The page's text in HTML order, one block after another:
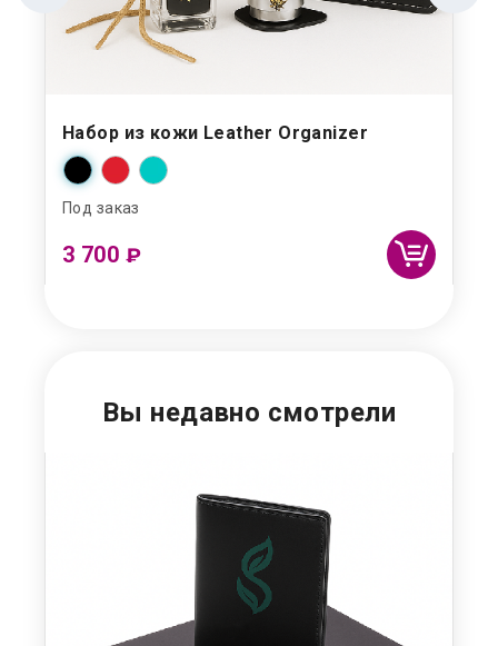
Набор из кожи Leather Organizer
Под заказ
3 700 ₽
Вы недавно смотрели